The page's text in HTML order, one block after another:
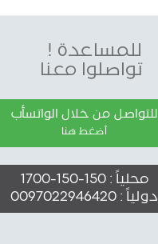
للمساعدة !
تواصلوا معنا
للتواصل من خلال الواتسأب
أضغط هنا
محلياً : 150-150-1700
دولياً : 0097022946420